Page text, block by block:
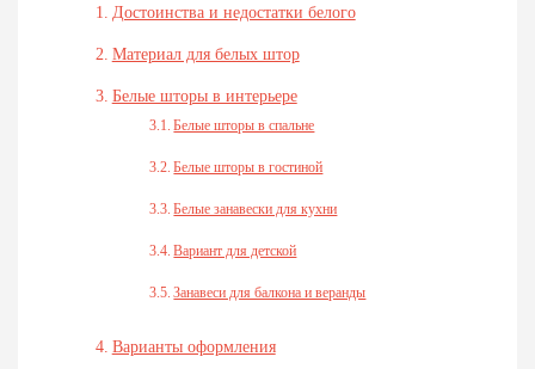
Достоинства и недостатки белого
Материал для белых штор
Белые шторы в интерьере
Белые шторы в спальне
Белые шторы в гостиной
Белые занавески для кухни
Вариант для детской
Занавеси для балкона и веранды
Варианты оформления